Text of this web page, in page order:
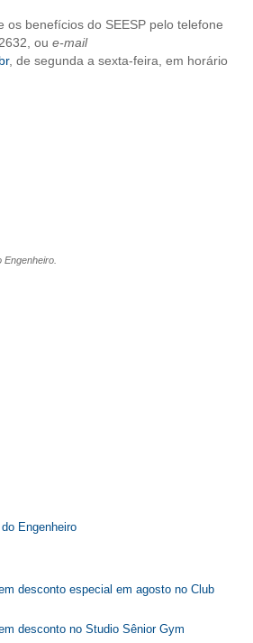
OU ANUIDADE DE SÓCIO
os benefícios do SEESP pelo telefone
ou e-mail
, de segunda a sexta-feira, em horário
Engenheiro.
Engenheiro
desconto especial em agosto no Club
desconto no Studio Sênior Gym